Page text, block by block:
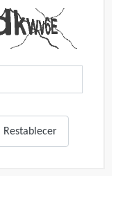
Restablecer